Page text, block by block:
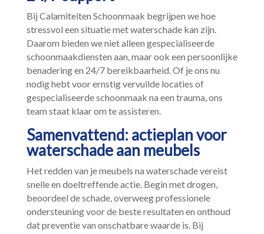
Bij Calamiteiten Schoonmaak begrijpen we hoe
stressvol een situatie met waterschade kan zijn.​
Daarom bieden we niet alleen gespecialiseerde
schoonmaakdiensten aan, maar ook een persoonlijke
benadering en 24/7 bereikbaarheid.​ Of je ons nu
nodig hebt voor ernstig vervuilde locaties of
gespecialiseerde schoonmaak na een trauma, ons
team staat klaar om te assisteren.​
Samenvattend: actieplan voor
waterschade aan meubels
Het redden van je meubels na waterschade vereist
snelle en doeltreffende actie.​ Begin met drogen,
beoordeel de schade, overweeg professionele
ondersteuning voor de beste resultaten en onthoud
dat preventie van onschatbare waarde is.​ Bij